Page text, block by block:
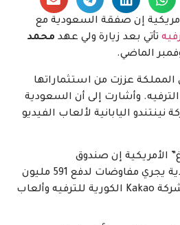
إن صفقة السعودية مع
تأتي بعد زيارة ولي عهد محمد
الماضي.
المملكة عززت من استثماراتها
وأشارت إلى أن السعودية
اليابانية لألعاب الفيديو
الأمريكية إن صندوق
الاستثمارات في السعودية يجري مفاوضات لدفع 591 مليون
دولار؛ لشراء حصص في شركة Kakao الكورية للترفيه وألعاب